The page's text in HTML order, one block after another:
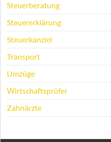
Steuerberatung
Steuererklärung
Steuerkanzlei
Transport
Umzüge
Wirtschaftsprüfer
Zahnärzte